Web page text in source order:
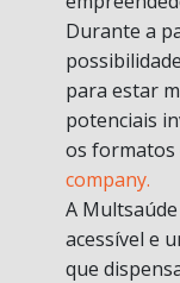
Durante a
para estar
potenciais
os formatos
company.
A
acessível e
que